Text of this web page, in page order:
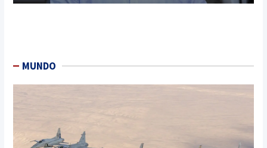
MUNDO